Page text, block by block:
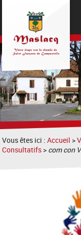
Vous êtes ici :Accueil >
Consultatifs > com con